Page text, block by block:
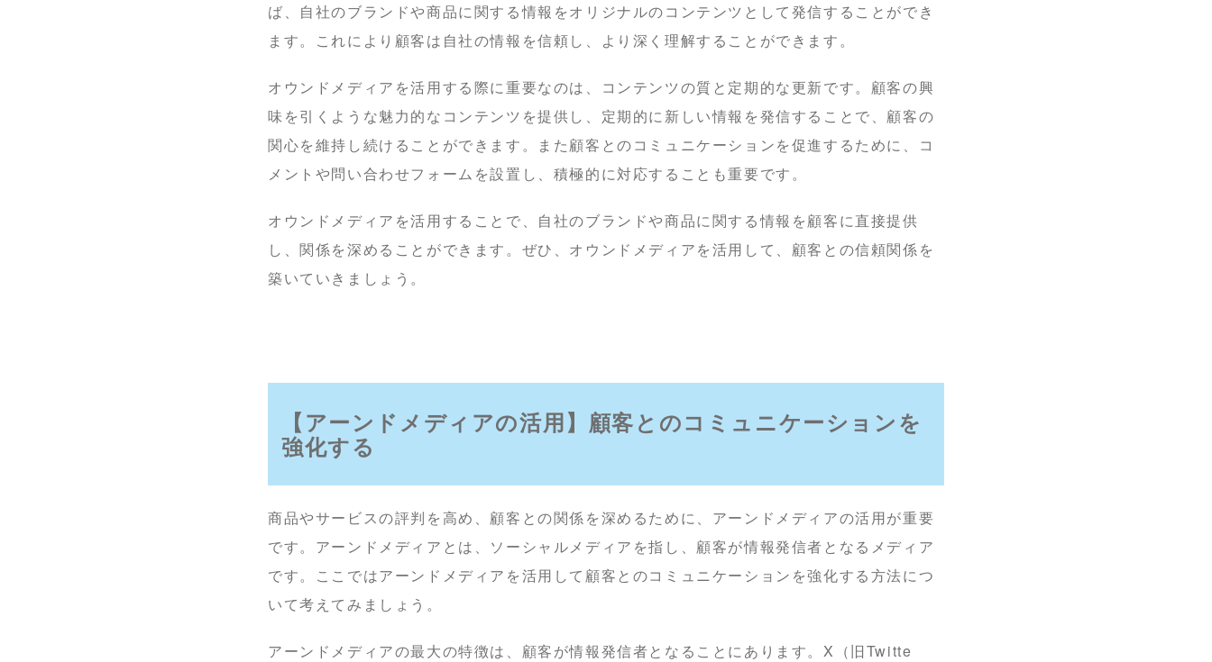
ば、自社のブランドや商品に関する情報をオリジナルのコンテンツとして発信することができ
ます。これにより顧客は自社の情報を信頼し、より深く理解することができます。
オウンドメディアを活用する際に重要なのは、コンテンツの質と定期的な更新です。顧客の興
味を引くような魅力的なコンテンツを提供し、定期的に新しい情報を発信することで、顧客の
関心を維持し続けることができます。また顧客とのコミュニケーションを促進するために、コ
メントや問い合わせフォームを設置し、積極的に対応することも重要です。
オウンドメディアを活用することで、自社のブランドや商品に関する情報を顧客に直接提供
し、関係を深めることができます。ぜひ、オウンドメディアを活用して、顧客との信頼関係を
築いていきましょう。
【アーンドメディアの活用】顧客とのコミュニケーションを
強化する
商品やサービスの評判を高め、顧客との関係を深めるために、アーンドメディアの活用が重要
です。アーンドメディアとは、ソーシャルメディアを指し、顧客が情報発信者となるメディア
です。ここではアーンドメディアを活用して顧客とのコミュニケーションを強化する方法につ
いて考えてみましょう。
アーンドメディアの最大の特徴は、顧客が情報発信者となることにあります。X（旧Twitte